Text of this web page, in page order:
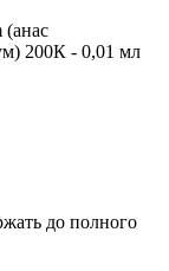
(анас
200К - 0,01 мл
до полного